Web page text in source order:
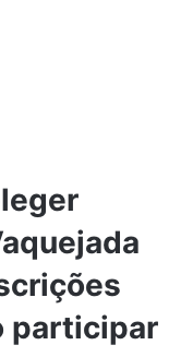
participar